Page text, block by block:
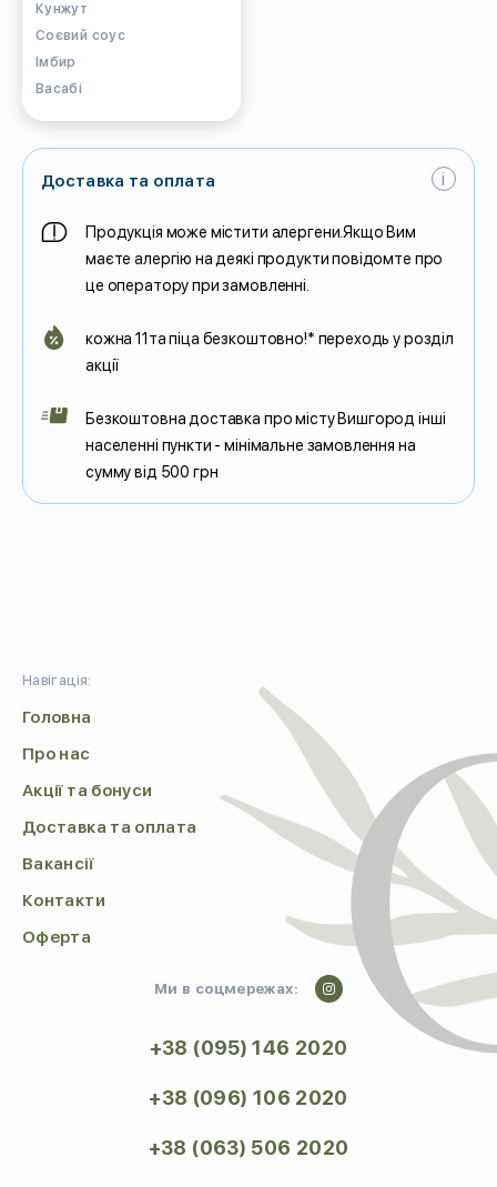
Кунжут
Соєвий соус
Імбир
Васабі
i
Доставка та оплата
Продукція може містити алергени.Якщо Вим
маєте алергію на деякі продукти повідомте про
це оператору при замовленні.
кожна 11та піца безкоштовно!* переходь у розділ
акції
Безкоштовна доставка про місту Вишгород інші
населенні пункти - мінімальне замовлення на
сумму від 500 грн
Навігація:
Головна
Про нас
Акції та бонуси
Доставка та оплата
Вакансії
Контакти
Оферта
Ми в соцмережах:
+38 (095) 146 2020
+38 (096) 106 2020
+38 (063) 506 2020